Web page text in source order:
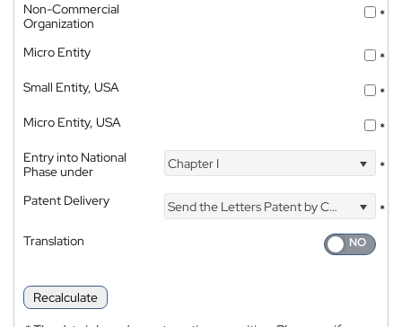
Non-Commercial
Organization
*
Micro Entity
*
Small Entity, USA
*
Micro Entity, USA
*
Entry into National
Phase under
Chapter I *
Patent Delivery Send the Letters Patent by Courier
*
Translation
Recalculate